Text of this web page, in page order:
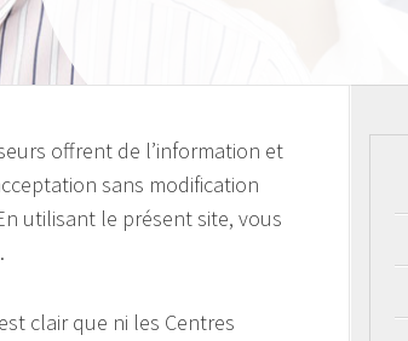
offrent de l’information et
sans modification
utilisant le présent site, vous
clair que ni les Centres